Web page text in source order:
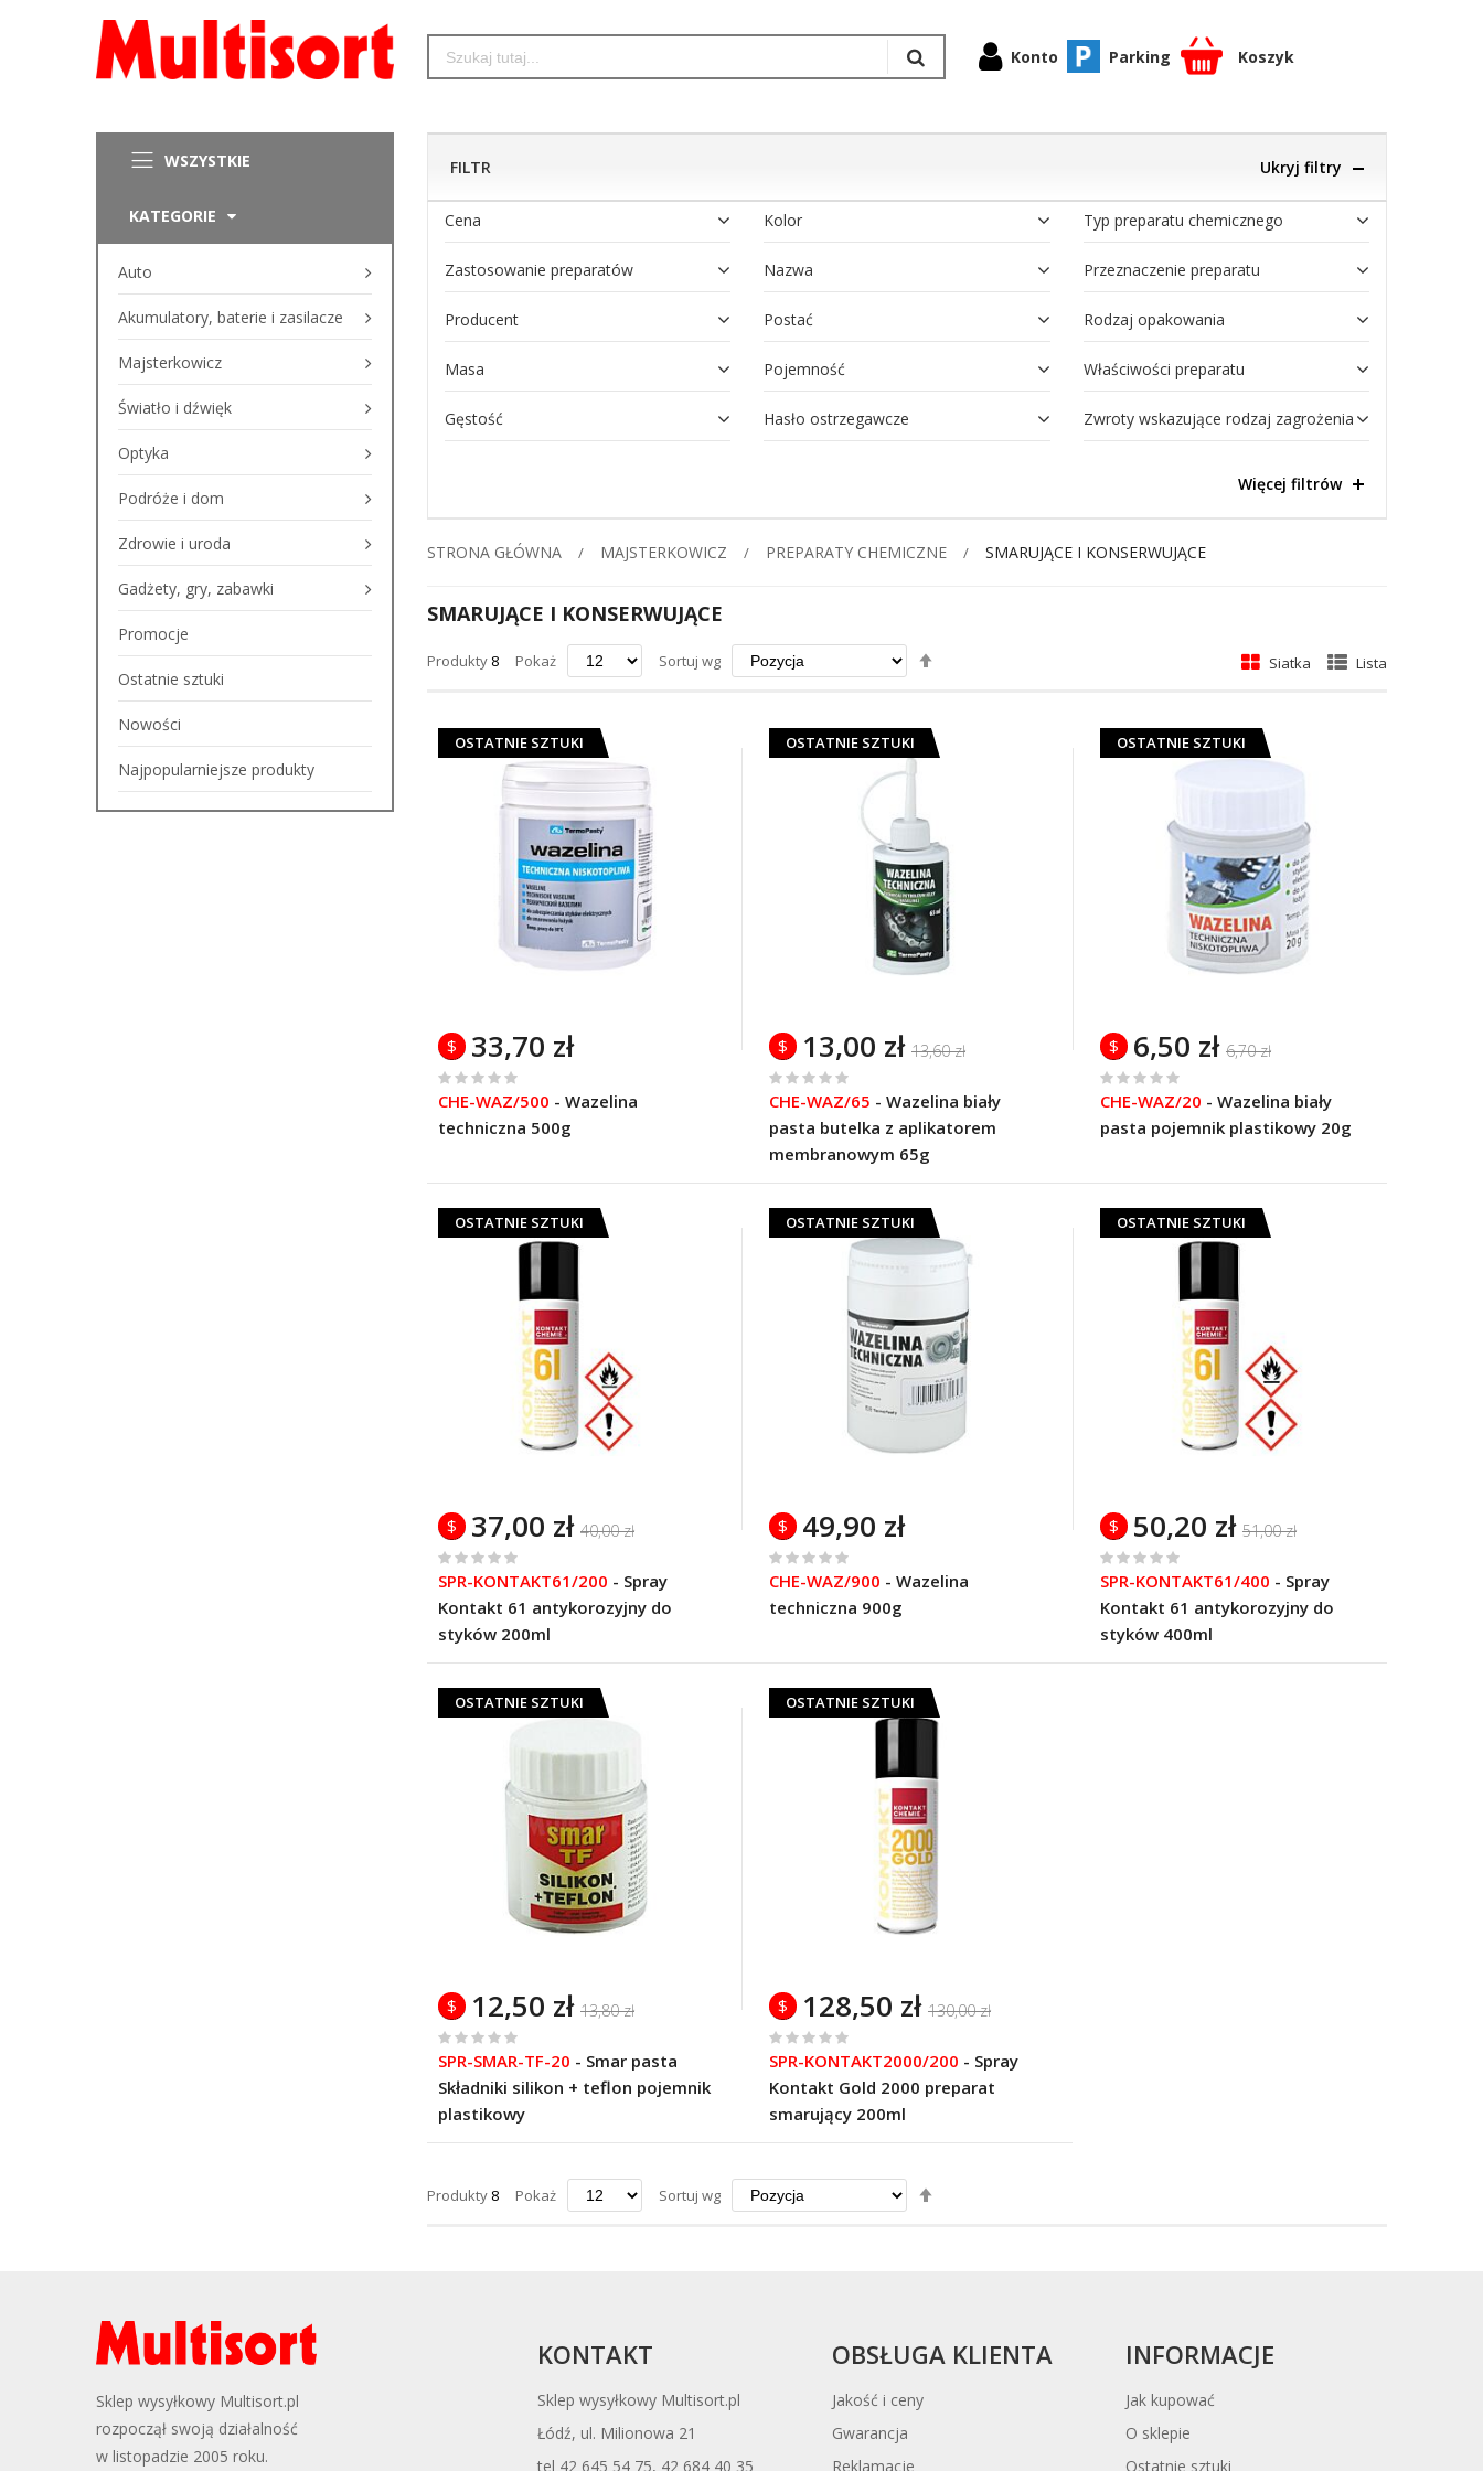
Konto Parking Koszyk
FILTR Ukryj filtry
Cena Kolor Typ preparatu chemicznego
Zastosowanie preparatów Nazwa Przeznaczenie preparatu
Producent Postać Rodzaj opakowania
Masa Pojemność Właściwości preparatu
Gęstość Hasło ostrzegawcze Zwroty wskazujące rodzaj zagrożenia
Więcej filtrów
STRONA GŁÓWNA MAJSTERKOWICZ PREPARATY CHEMICZNE SMARUJĄCE I KONSERWUJĄCE
SMARUJĄCE I KONSERWUJĄCE
Siatka Lista
Produkty 8 Pokaż Sortuj wg
OSTATNIE SZTUKI
33,70 zł
$
%
100
CHE-WAZ/500 - Wazelina
techniczna 500g
OSTATNIE SZTUKI
13,00 zł 13,60 zł
$
%
100
CHE-WAZ/65 - Wazelina biały
pasta butelka z aplikatorem
membranowym 65g
OSTATNIE SZTUKI
6,50 zł 6,70 zł
$
%
100
CHE-WAZ/20 - Wazelina biały
pasta pojemnik plastikowy 20g
OSTATNIE SZTUKI
37,00 zł 40,00 zł
$
%
100
SPR-KONTAKT61/200 - Spray
Kontakt 61 antykorozyjny do
styków 200ml
OSTATNIE SZTUKI
49,90 zł
$
%
100
CHE-WAZ/900 - Wazelina
techniczna 900g
OSTATNIE SZTUKI
50,20 zł 51,00 zł
$
%
100
SPR-KONTAKT61/400 - Spray
Kontakt 61 antykorozyjny do
styków 400ml
OSTATNIE SZTUKI
12,50 zł 13,80 zł
$
%
of
100
SPR-SMAR-TF-20 - Smar pasta
Składniki silikon + teflon pojemnik
plastikowy
OSTATNIE SZTUKI
128,50 zł 130,00 zł
$
%
100
SPR-KONTAKT2000/200 - Spray
Kontakt Gold 2000 preparat
smarujący 200ml
Produkty 8 Pokaż Sortuj wg
WSZYSTKIE
KATEGORIE
Auto
Akumulatory, baterie i zasilacze
Majsterkowicz
Światło i dźwięk
Optyka
Podróże i dom
Zdrowie i uroda
Gadżety, gry, zabawki
Promocje
Ostatnie sztuki
Nowości
Najpopularniejsze produkty
Sklep wysyłkowy Multisort.pl
rozpoczął swoją działalność
w listopadzie 2005 roku.
KONTAKT
Sklep wysyłkowy Multisort.pl
Łódź, ul. Milionowa 21
tel 42 645 54 75, 42 684 40 35
OBSŁUGA KLIENTA
Jakość i ceny
Gwarancja
Reklamacje
INFORMACJE
Jak kupować
O sklepie
Ostatnie sztuki